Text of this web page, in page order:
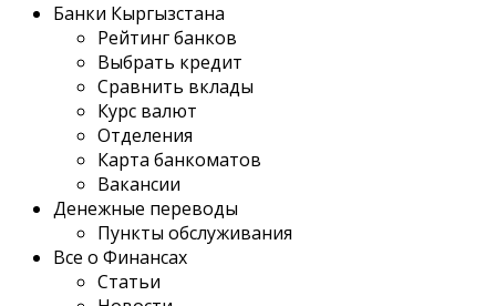
Банки Кыргызстана
Рейтинг банков
Выбрать кредит
Сравнить вклады
Курс валют
Отделения
Карта банкоматов
Вакансии
Денежные переводы
Пункты обслуживания
Все о Финансах
Статьи